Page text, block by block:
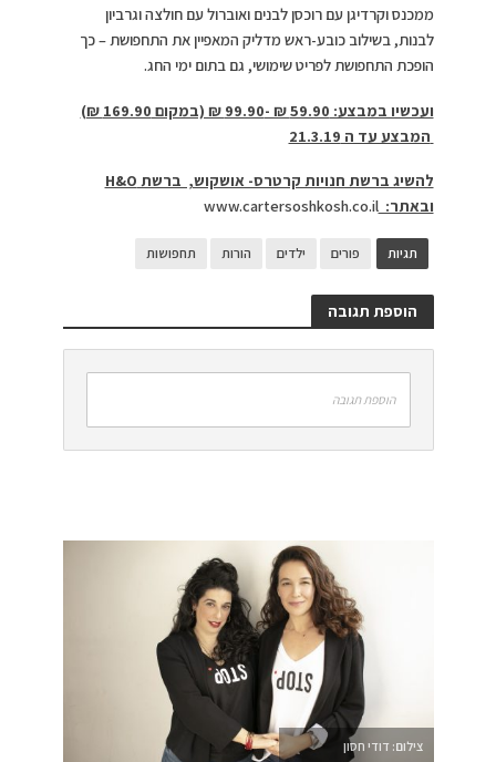
ממכנס וקרדיגן עם רוכסן לבנים ואוברול עם חולצה וגרביון
לבנות, בשילוב כובע-ראש מדליק המאפיין את התחפושת – כך
הופכת התחפושת לפריט שימושי, גם בתום ימי החג.
ועכשיו במבצע: 59.90 ₪ -99.90 ₪ (במקום 169.90 ₪)
המבצע עד ה 21.3.19
להשיג ברשת חנויות קרטרס- אושקוש, ברשת H&O
ובאתר:www.cartersoshkosh.co.il
תגיות פורים ילדים הורות תחפושות
הוספת תגובה
הוספת תגובה
צילום: דודי חסון